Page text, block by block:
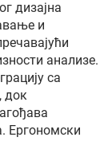
дизајна
и
анализе.
са
док
Ергономски